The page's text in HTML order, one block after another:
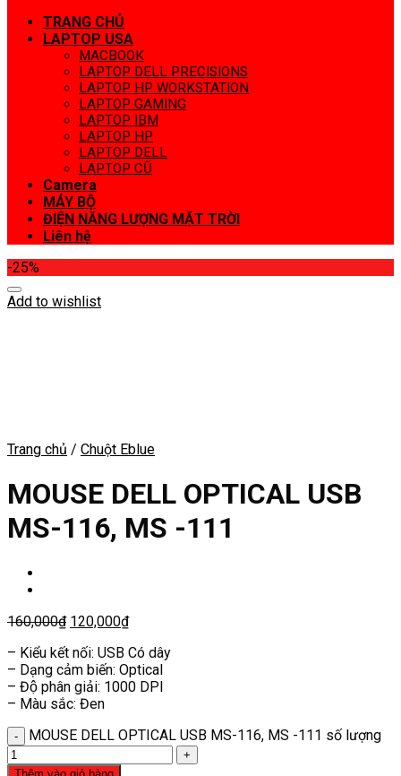
TRANG CHỦ
LAPTOP USA
MACBOOK
LAPTOP DELL PRECISIONS
LAPTOP HP WORKSTATION
LAPTOP GAMING
LAPTOP IBM
LAPTOP HP
LAPTOP DELL
LAPTOP CŨ
Camera
MÁY BỘ
ĐIỆN NĂNG LƯỢNG MẶT TRỜI
Liên hệ
-25%
Add to wishlist
Trang chủ / Chuột Eblue
MOUSE DELL OPTICAL USB
MS-116, MS -111
160,000₫ 120,000₫
– Kiểu kết nối: USB Có dây
– Dạng cảm biến: Optical
– Độ phân giải: 1000 DPI
– Màu sắc: Đen
MOUSE DELL OPTICAL USB MS-116, MS -111 số lượng